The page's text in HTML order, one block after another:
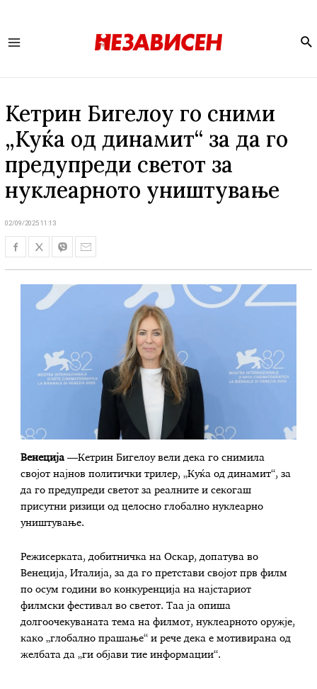
Кетрин Бигелоу го сними
„Куќа од динамит“ за да го
предупреди светот за
нуклеарното уништување
02/09/2025 11:13
Венеција —Кетрин Бигелоу вели дека го снимила
својот најнов политички трилер, „Куќа од динамит“, за
да го предупреди светот за реалните и секогаш
присутни ризици од целосно глобално нуклеарно
уништување.
Режисерката, добитничка на Оскар, допатува во
Венеција, Италија, за да го претстави својот прв филм
по осум години во конкуренција на најстариот
филмски фестивал во светот. Таа ја опиша
долгоочекуваната тема на филмот, нуклеарното оружје,
како „глобално прашање“ и рече дека е мотивирана од
желбата да „ги објави тие информации“.